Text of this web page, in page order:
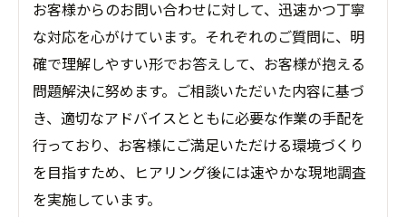
お客様からのお問い合わせに対して、迅速かつ丁寧
な対応を心がけています。それぞれのご質問に、明
確で理解しやすい形でお答えして、お客様が抱える
問題解決に努めます。ご相談いただいた内容に基づ
き、適切なアドバイスとともに必要な作業の手配を
行っており、お客様にご満足いただける環境づくり
を目指すため、ヒアリング後には速やかな現地調査
を実施しています。